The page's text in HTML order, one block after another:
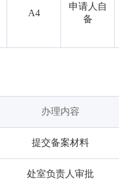
A4
申请人自
备
办理内容
提交备案材料
处室负责人审批